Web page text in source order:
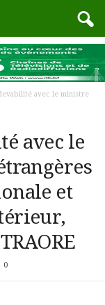
avec le ministre
avec le
et
0